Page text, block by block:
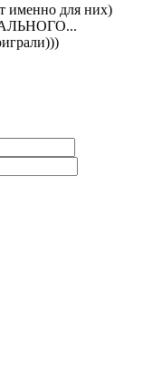
именно для них)